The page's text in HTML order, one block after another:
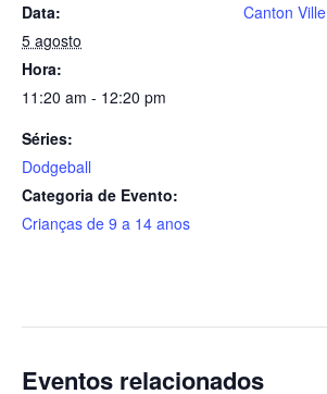
Data:
5 agosto
Hora:
11:20 am - 12:20 pm
Séries:
Dodgeball
Categoria de Evento:
Crianças de 9 a 14 anos
Canton Ville
Eventos relacionados